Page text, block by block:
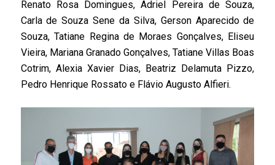
Renato Rosa Domingues, Adriel Pereira de Souza,
Carla de Souza Sene da Silva, Gerson Aparecido de
Souza, Tatiane Regina de Moraes Gonçalves, Eliseu
Vieira, Mariana Granado Gonçalves, Tatiane Villas Boas
Cotrim, Alexia Xavier Dias, Beatriz Delamuta Pizzo,
Pedro Henrique Rossato e Flávio Augusto Alfieri.